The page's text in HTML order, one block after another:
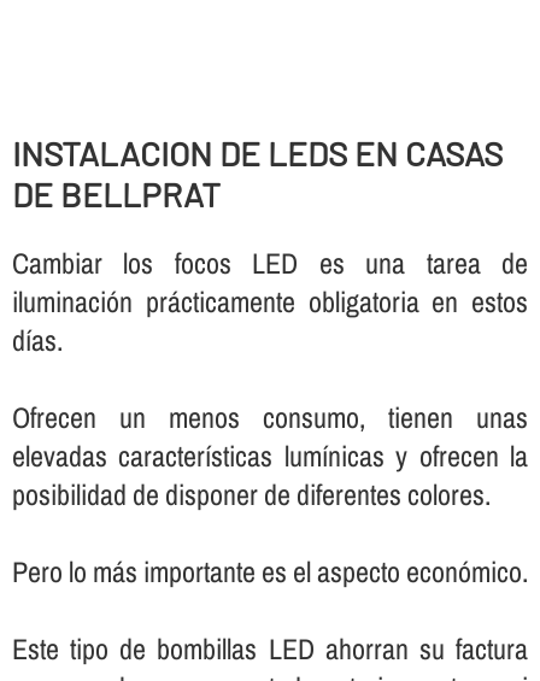
INSTALACION DE LEDS EN CASAS
DE BELLPRAT
Cambiar los focos LED es una tarea de
iluminación prácticamente obligatoria en estos
dí­as.
Ofrecen un menos consumo, tienen unas
elevadas caracterí­sticas lumí­nicas y ofrecen la
posibilidad de disponer de diferentes colores.
Pero lo más importante es el aspecto económico.
Este tipo de bombillas LED ahorran su factura